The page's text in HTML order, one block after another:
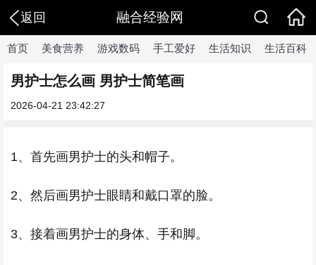
返回 融合经验网
首页 美食营养 游戏数码 手工爱好 生活知识 生活百科
男护士怎么画 男护士简笔画
2026-04-21 23:42:27
1、首先画男护士的头和帽子。
2、然后画男护士眼睛和戴口罩的脸。
3、接着画男护士的身体、手和脚。